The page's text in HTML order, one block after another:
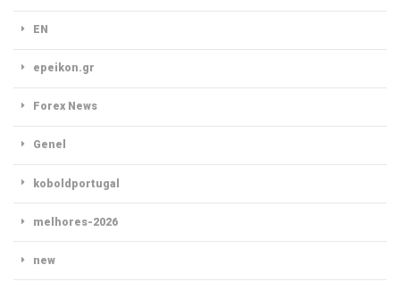
EN
epeikon.gr
Forex News
Genel
koboldportugal
melhores-2026
new